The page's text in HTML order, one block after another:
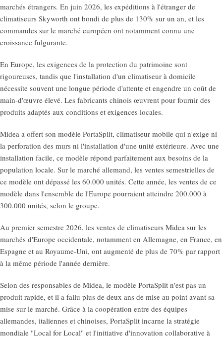
marchés étrangers. En juin 2026, les expéditions à l'étranger de
climatiseurs Skyworth ont bondi de plus de 130% sur un an, et les
commandes sur le marché européen ont notamment connu une
croissance fulgurante.
En Europe, les exigences de la protection du patrimoine sont
rigoureuses, tandis que l'installation d'un climatiseur à domicile
nécessite souvent une longue période d'attente et engendre un coût de
main-d'œuvre élevé. Les fabricants chinois œuvrent pour fournir des
produits adaptés aux conditions et exigences locales.
Midea a offert son modèle PortaSplit, climatiseur mobile qui n'exige ni
la perforation des murs ni l'installation d'une unité extérieure. Avec une
installation facile, ce modèle répond parfaitement aux besoins de la
population locale. Sur le marché allemand, les ventes semestrielles de
ce modèle ont dépassé les 60.000 unités. Cette année, les ventes de ce
modèle dans l'ensemble de l'Europe pourraient atteindre 200.000 à
300.000 unités, selon le groupe.
Au premier semestre 2026, les ventes de climatiseurs Midea sur les
marchés d'Europe occidentale, notamment en Allemagne, en France, en
Espagne et au Royaume-Uni, ont augmenté de plus de 70% par rapport
à la même période l'année dernière.
Selon des responsables de Midea, le modèle PortaSplit n'est pas un
produit rapide, et il a fallu plus de deux ans de mise au point avant sa
mise sur le marché. Grâce à la coopération entre des équipes
allemandes, italiennes et chinoises, PortaSplit incarne la stratégie
mondiale "Local for Local" et l'initiative d'innovation collaborative à